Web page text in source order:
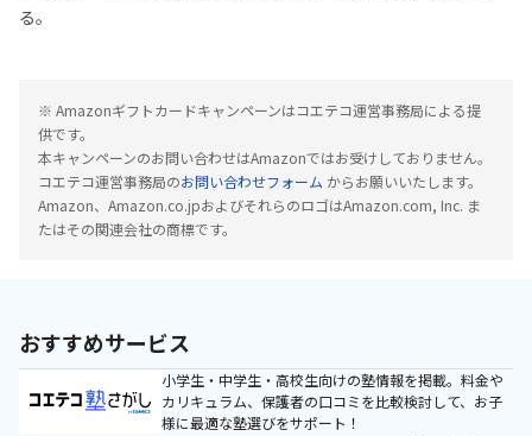
る。
※ Amazonギフトカードキャンペーンはコエテコ運営事務局による提
供です。
本キャンペーンのお問い合わせはAmazonではお受けしておりません。
コエテコ運営事務局のお問い合わせフォーム からお願いいたします。
Amazon、Amazon.co.jpおよびそれらのロゴはAmazon.com, Inc. ま
たはその関連会社の商標です。
おすすめサービス
小学生・中学生・高校生向けの塾情報を掲載。料金や
カリキュラム、保護者の口コミを比較検討して、お子
様に最適な塾選びをサポート！